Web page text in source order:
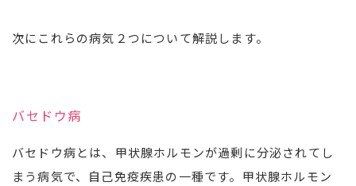
次にこれらの病気２つについて解説します。
バセドウ病
バセドウ病とは、甲状腺ホルモンが過剰に分泌されてし
まう病気で、自己免疫疾患の一種です。甲状腺ホルモン